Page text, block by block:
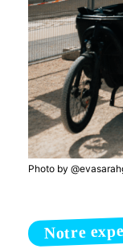
Photo by
Notre